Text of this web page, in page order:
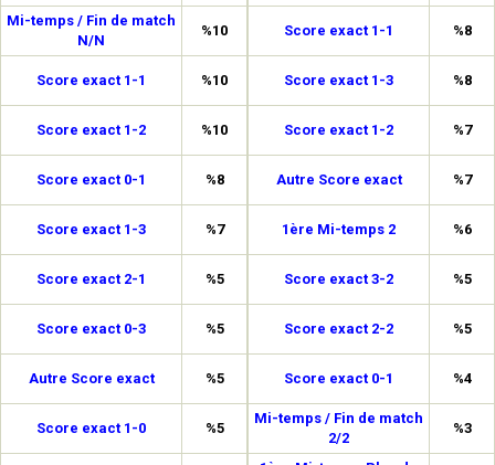
Mi-temps / Fin de match
N/N
%10
Score exact 1-1 %10
Score exact 1-2 %10
Score exact 0-1 %8
Score exact 1-3 %7
Score exact 2-1 %5
Score exact 0-3 %5
Autre Score exact %5
Score exact 1-0 %5
Score exact 1-1 %8
Score exact 1-3 %8
Score exact 1-2 %7
Autre Score exact %7
1ère Mi-temps 2 %6
Score exact 3-2 %5
Score exact 2-2 %5
Score exact 0-1 %4
Mi-temps / Fin de match
2/2
%3